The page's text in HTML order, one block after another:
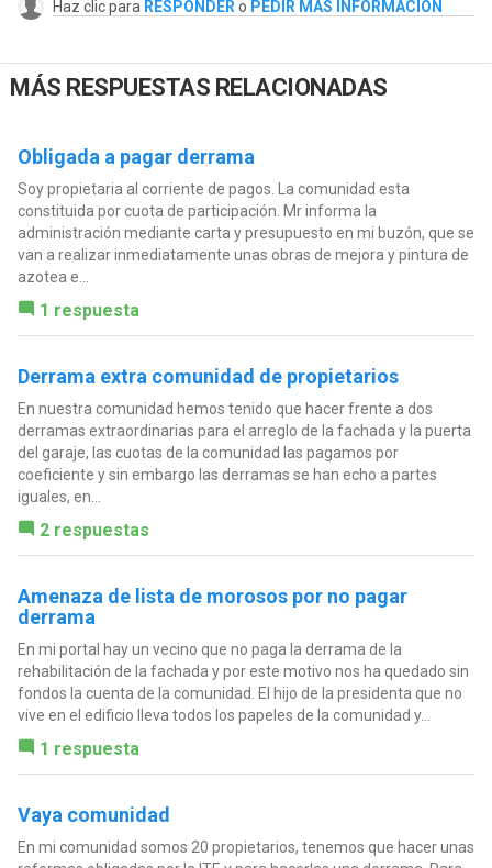
Haz clic para RESPONDER o PEDIR MÁS INFORMACIÓN
MÁS RESPUESTAS RELACIONADAS
Obligada a pagar derrama
Soy propietaria al corriente de pagos. La comunidad esta
constituida por cuota de participación. Mr informa la
administración mediante carta y presupuesto en mi buzón, que se
van a realizar inmediatamente unas obras de mejora y pintura de
azotea e...
1 respuesta
Derrama extra comunidad de propietarios
En nuestra comunidad hemos tenido que hacer frente a dos
derramas extraordinarias para el arreglo de la fachada y la puerta
del garaje, las cuotas de la comunidad las pagamos por
coeficiente y sin embargo las derramas se han echo a partes
iguales, en...
2 respuestas
Amenaza de lista de morosos por no pagar
derrama
En mi portal hay un vecino que no paga la derrama de la
rehabilitación de la fachada y por este motivo nos ha quedado sin
fondos la cuenta de la comunidad. El hijo de la presidenta que no
vive en el edificio lleva todos los papeles de la comunidad y...
1 respuesta
Vaya comunidad
En mi comunidad somos 20 propietarios, tenemos que hacer unas